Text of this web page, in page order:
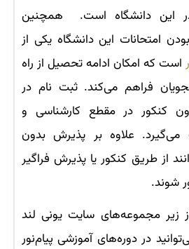
این دانشگاه است. همچنین
امتحانات این دانشگاه یکی از
است که امکان ادامه تحصیل از راه
فراهم می‌کند. ثبت نام در
کنکور در مقطع کارشناسی و
می‌گیرد. علاوه بر پذیرش بدون
از طریق کنکور یا پذیرش فراگیر
شوند.
زیر مجموعه‌های سایت یونی لند
در دوره‌های آموزشی پیام‌نور